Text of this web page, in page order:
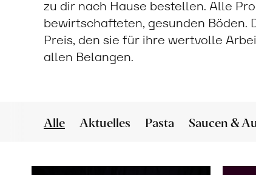
zu dir nach Hause bestellen. Alle
bewirtschafteten, gesunden Böden.
Preis, den sie für ihre wertvolle
allen Belangen.
Alle Aktuelles Pasta Saucen &